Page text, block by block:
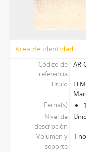
Área de identidad
Código de
referencia
AR-
Título
El
Fecha(s)
Nivel de
descripción
Volumen y
soporte
1